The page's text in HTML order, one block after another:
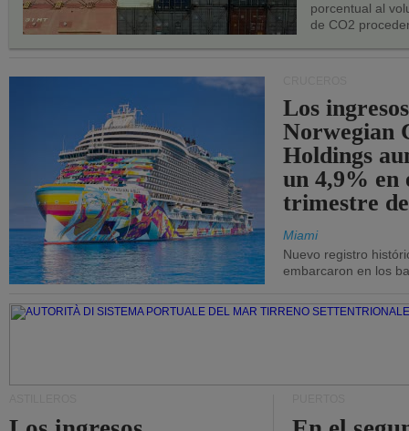
porcentual al
de CO2
Los
Norwegian
Holdings
un 4,9% en
trimestre
Miami
Nuevo registro
embarcaron en los